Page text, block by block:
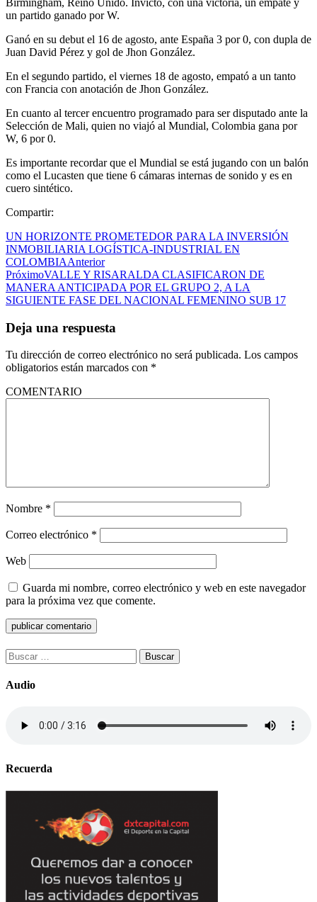
un partido ganado por W.
Ganó en su debut el 16 de agosto, ante España 3 por 0, con dupla de
Juan David Pérez y gol de Jhon González.
En el segundo partido, el viernes 18 de agosto, empató a un tanto
con Francia con anotación de Jhon González.
En cuanto al tercer encuentro programado para ser disputado ante la
Selección de Mali, quien no viajó al Mundial, Colombia gana por
W, 6 por 0.
Es importante recordar que el Mundial se está jugando con un balón
como el Lucasten que tiene 6 cámaras internas de sonido y es en
cuero sintético.
Compartir:
UN HORIZONTE PROMETEDOR PARA LA INVERSIÓN
INMOBILIARIA LOGÍSTICA-INDUSTRIAL EN
COLOMBIAAnterior
PróximoVALLE Y RISARALDA CLASIFICARON DE
MANERA ANTICIPADA POR EL GRUPO 2, A LA
SIGUIENTE FASE DEL NACIONAL FEMENINO SUB 17
Deja una respuesta
Tu dirección de correo electrónico no será publicada. Los campos
obligatorios están marcados con *
COMENTARIO
Nombre *
Correo electrónico *
Web
Guarda mi nombre, correo electrónico y web en este navegador
para la próxima vez que comente.
Buscar:
Audio
Recuerda